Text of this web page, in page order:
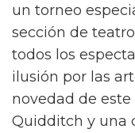
un torneo
sección de
todos los
ilusión por las
novedad de
Quidditch y una